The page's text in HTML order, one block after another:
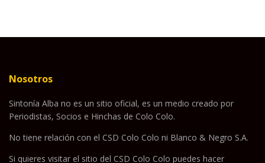
Nosotros
Sintonía Alba no es un sitio oficial, es un medio creado por
Periodistas, Socios e Hinchas de Colo Colo.
No tiene relación con el CSD Colo Colo ni Blanco & Negro S.A.
Si quieres visitar el sitio del CSD Colo Colo puedes hacer